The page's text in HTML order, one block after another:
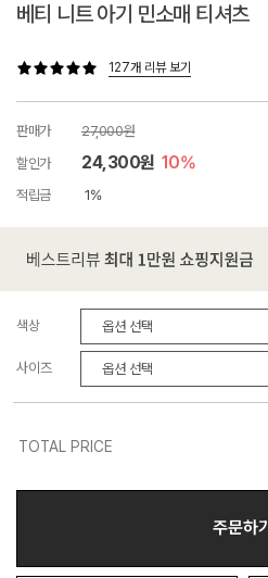
베티 니트 아기 민소매 티셔츠
127개 리뷰 보기
판매가
27,000원
할인가
24,300원 10%
적립금 1%
색상
사이즈
TOTAL PRICE
주문하기